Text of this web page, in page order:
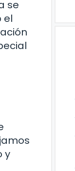
se
el
y